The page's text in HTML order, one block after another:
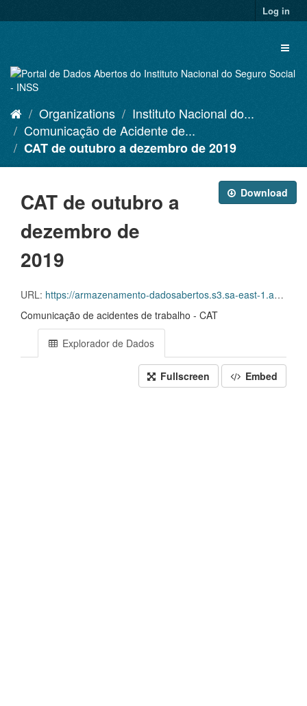
to
Log in
Organizations
Instituto Nacional do...
Comunicação de Acidente de...
CAT de outubro a dezembro de 2019
Download
CAT de outubro a
dezembro de
2019
URL: https://armazenamento-dadosabertos.s3.sa-east-1.amazonaws.com/Plano+2016_2018_Grupos+de+dados/INSS+-+Comunica%C3%A7%C3%A3o+de+Acidente+de+Trabalho+-+CAT/cat-comp10-11-12-2019.csv
Comunicação de acidentes de trabalho - CAT
Explorador de Dados
Fullscreen Embed